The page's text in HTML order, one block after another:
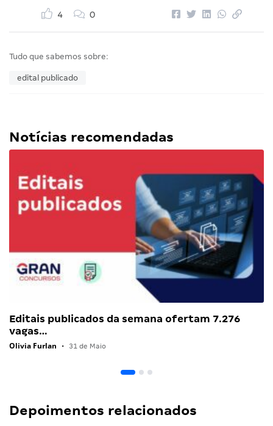
4 0
Tudo que sabemos sobre:
edital publicado
Notícias recomendadas
Editais publicados da semana ofertam 7.276
vagas…
Olivia Furlan • 31 de Maio
Depoimentos relacionados